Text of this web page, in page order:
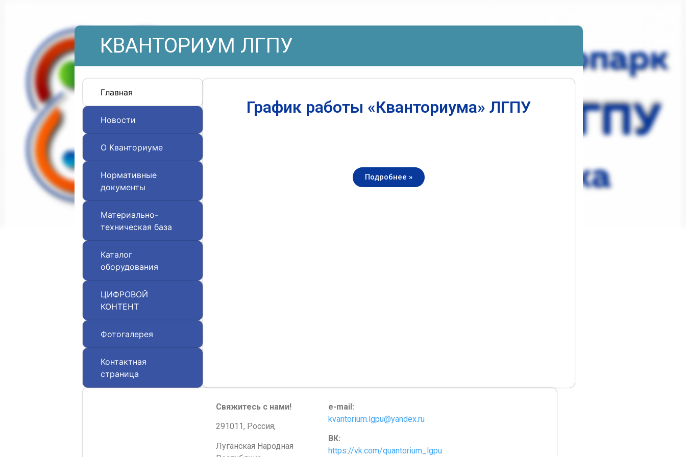
КВАНТОРИУМ ЛГПУ
Главная
Новости
О Кванториуме
Нормативные
документы
Материально-
техническая база
Каталог
оборудования
ЦИФРОВОЙ
КОНТЕНТ
Фотогалерея
Контактная
страница
График работы «Кванториума» ЛГПУ
Подробнее »
Свяжитесь с нами!
291011, Россия,
Луганская Народная
e-mail:
kvantorium.lgpu@yandex.ru
ВК:
https://vk.com/quantorium_lgpu